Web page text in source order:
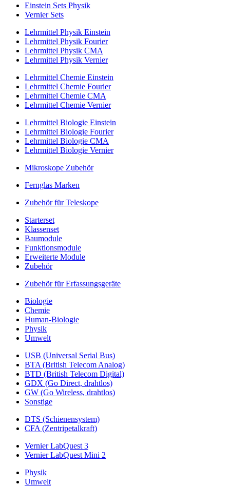
Einstein Sets Physik
Vernier Sets
Lehrmittel Physik Einstein
Lehrmittel Physik Fourier
Lehrmittel Physik CMA
Lehrmittel Physik Vernier
Lehrmittel Chemie Einstein
Lehrmittel Chemie Fourier
Lehrmittel Chemie CMA
Lehrmittel Chemie Vernier
Lehrmittel Biologie Einstein
Lehrmittel Biologie Fourier
Lehrmittel Biologie CMA
Lehrmittel Biologie Vernier
Mikroskope Zubehör
Fernglas Marken
Zubehör für Teleskope
Starterset
Klassenset
Baumodule
Funktionsmodule
Erweiterte Module
Zubehör
Zubehör für Erfassungsgeräte
Biologie
Chemie
Human-Biologie
Physik
Umwelt
USB (Universal Serial Bus)
BTA (British Telecom Analog)
BTD (British Telecom Digital)
GDX (Go Direct, drahtlos)
GW (Go Wireless, drahtlos)
Sonstige
DTS (Schienensystem)
CFA (Zentripetalkraft)
Vernier LabQuest 3
Vernier LabQuest Mini 2
Physik
Umwelt